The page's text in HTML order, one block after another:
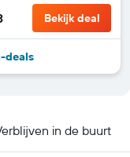
Bekijk deal
deals
in de buurt